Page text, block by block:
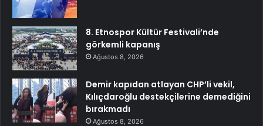
8. Etnospor Kültür Festivali’nde
görkemli kapanış
Ağustos 8, 2026
Demir kapıdan atlayan CHP’li vekil,
Kılıçdaroğlu destekçilerine demediğini
bırakmadı
Ağustos 8, 2026